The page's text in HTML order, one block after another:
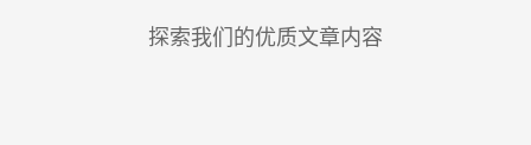
探索我们的优质文章内容